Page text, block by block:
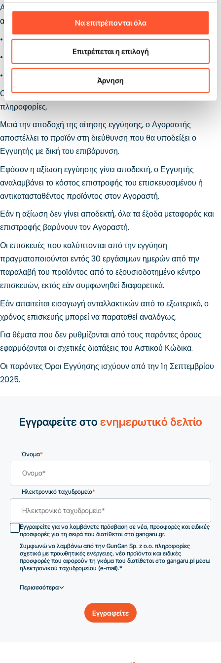
Να επιτρέπονται όλα
Επιτρέπεται η επιλογή
Άρνηση
Αγοραστής οφείλει να υποβάλει αίτημα εγγύησης και να
αποστείλει:
• περιγραφή του προβλήματος,
• φωτογραφική τεκμηρίωση,
• αντίγραφο του αποδεικτικού αγοράς.
Ο Εγγυητής διατηρεί το δικαίωμα να ζητήσει πρόσθετες
πληροφορίες.
Μετά την αποδοχή της αίτησης εγγύησης, ο Αγοραστής
αποστέλλει το προϊόν στη διεύθυνση που θα υποδείξει ο
Εγγυητής με δική του επιβάρυνση.
Εφόσον η αξίωση εγγύησης γίνει αποδεκτή, ο Εγγυητής
αναλαμβάνει το κόστος επιστροφής του επισκευασμένου ή
αντικατασταθέντος προϊόντος στον Αγοραστή.
Εάν η αξίωση δεν γίνει αποδεκτή, όλα τα έξοδα μεταφοράς και
επιστροφής βαρύνουν τον Αγοραστή.
Οι επισκευές που καλύπτονται από την εγγύηση
πραγματοποιούνται εντός 30 εργάσιμων ημερών από την
παραλαβή του προϊόντος από το εξουσιοδοτημένο κέντρο
επισκευών, εκτός εάν συμφωνηθεί διαφορετικά.
Εάν απαιτείται εισαγωγή ανταλλακτικών από το εξωτερικό, ο
χρόνος επισκευής μπορεί να παραταθεί αναλόγως.
Για θέματα που δεν ρυθμίζονται από τους παρόντες όρους
εφαρμόζονται οι σχετικές διατάξεις του Αστικού Κώδικα.
Οι παρόντες Όροι Εγγύησης ισχύουν από την 1η Σεπτεμβρίου
2025.
Εγγραφείτε στο ενημερωτικό δελτίο
Όνομα*
Ηλεκτρονικό ταχυδρομείο*
Εγγραφείτε για να λαμβάνετε πρόσβαση σε νέα, προσφορές και ειδικές
προσφορές για τη σειρά που διατίθεται στο gangaru.gr.
Συμφωνώ να λαμβάνω από την GunGan Sp. z o.o. πληροφορίες
σχετικά με προωθητικές ενέργειες, νέα προϊόντα και ειδικές
προσφορές που αφορούν τη γκάμα που διατίθεται στο gangaru.pl μέσω
ηλεκτρονικού ταχυδρομείου (e-mail).*
Περισσσότερα
Εγγραφείτε